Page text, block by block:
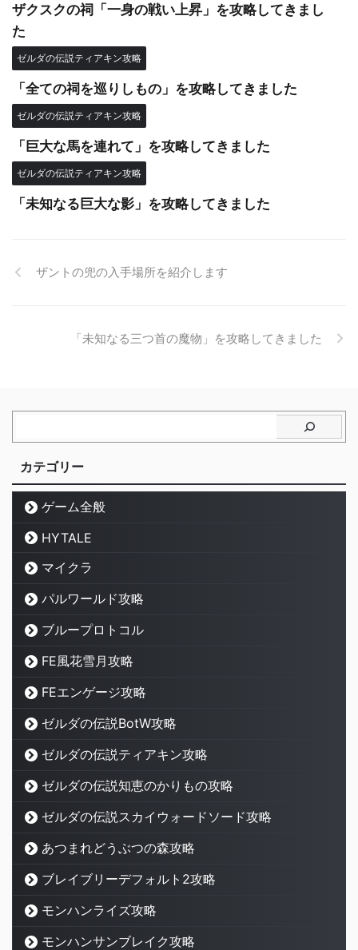
ザクスクの祠「一身の戦い上昇」を攻略してきまし
た
ゼルダの伝説ティアキン攻略
「全ての祠を巡りしもの」を攻略してきました
ゼルダの伝説ティアキン攻略
「巨大な馬を連れて」を攻略してきました
ゼルダの伝説ティアキン攻略
「未知なる巨大な影」を攻略してきました
ザントの兜の入手場所を紹介します
「未知なる三つ首の魔物」を攻略してきました
カテゴリー
ゲーム全般
HYTALE
マイクラ
パルワールド攻略
ブループロトコル
FE風花雪月攻略
FEエンゲージ攻略
ゼルダの伝説BotW攻略
ゼルダの伝説ティアキン攻略
ゼルダの伝説知恵のかりもの攻略
ゼルダの伝説スカイウォードソード攻略
あつまれどうぶつの森攻略
ブレイブリーデフォルト2攻略
モンハンライズ攻略
モンハンサンブレイク攻略